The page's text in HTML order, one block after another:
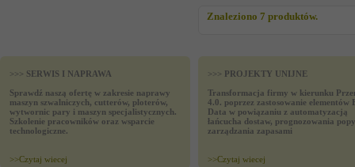
Znaleziono 7 produktów.
>>> SERWIS I NAPRAWA
Sprawdź naszą ofertę w zakresie naprawy
maszyn szwalniczych, cutterów, ploterów,
wytwornic pary i maszyn specjalistycznych.
Szkolenie pracowników oraz wsparcie
technologiczne.
>>Czytaj wiecej
>>> PROJEKTY UNIJNE
Transformacja firmy w kierunku
4.0. poprzez zastosowanie elementów
Data w powiązaniu z automatyzacją
łańcucha dostaw, prognozowania
zarządzania zapasami
>>Czytaj wiecej